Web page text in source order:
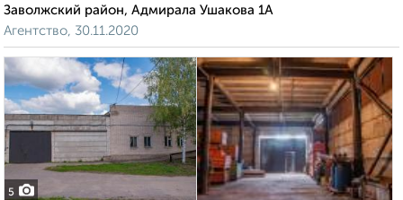
Заволжский район, Адмирала Ушакова 1А
Агентство, 30.11.2020
5